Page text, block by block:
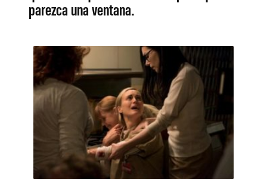
parezca una ventana.